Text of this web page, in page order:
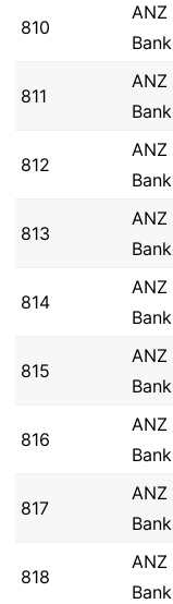
810
ANZ
Bank
811
ANZ
Bank
812
ANZ
Bank
813
ANZ
Bank
814
ANZ
Bank
815
ANZ
Bank
816
ANZ
Bank
817
ANZ
Bank
818
ANZ
Bank